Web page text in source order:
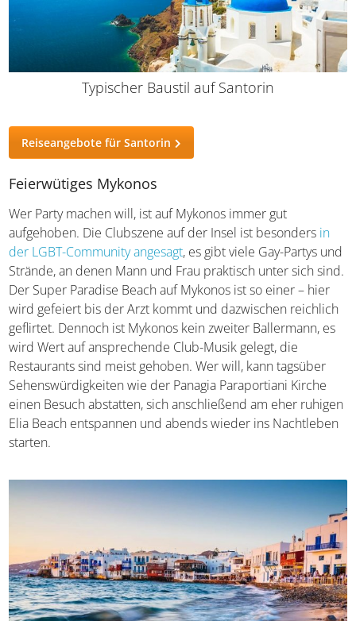
Typischer Baustil auf Santorin
Reiseangebote für Santorin
aufgehoben. Die Clubszene auf der Insel ist besonders
der LGBT-Community angesagt , es gibt viele Gay-Partys
und Strände, an denen Mann und Frau praktisch unter
sich sind. Der Super Paradise Beach auf Mykonos ist so
einer – hier wird gefeiert bis der Arzt kommt und
dazwischen reichlich geflirtet. Dennoch ist Mykonos kein
zweiter Ballermann, es wird Wert auf ansprechende Club-
Musik gelegt, die Restaurants sind meist gehoben. Wer
will, kann tagsüber Sehenswürdigkeiten wie der Panagia
Paraportiani Kirche einen Besuch abstatten, sich
anschließend am eher ruhigen Elia Beach entspannen
und abends wieder ins Nachtleben starten.